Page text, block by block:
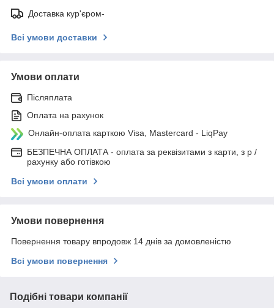
Доставка кур'єром-
Всі умови доставки
Умови оплати
Післяплата
Оплата на рахунок
Онлайн-оплата карткою Visa, Mastercard - LiqPay
БЕЗПЕЧНА ОПЛАТА - оплата за реквізитами з карти, з р /
рахунку або готівкою
Всі умови оплати
Умови повернення
Повернення товару впродовж 14 днів за домовленістю
Всі умови повернення
Подібні товари компанії